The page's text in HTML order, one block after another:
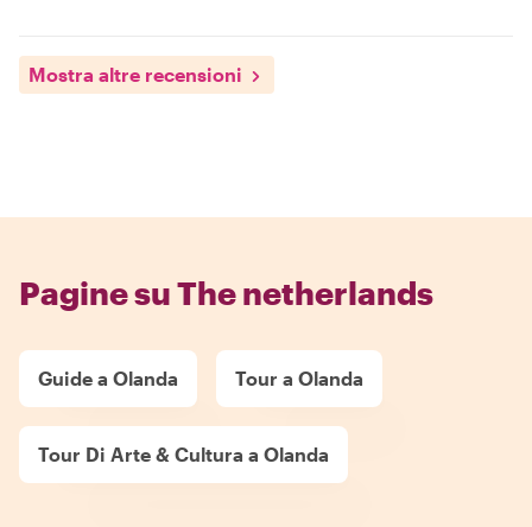
Mostra altre recensioni
Pagine su The netherlands
Guide a Olanda Tour a Olanda
Tour Di Arte & Cultura a Olanda